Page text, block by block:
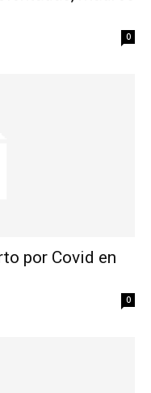
0
por Covid en
0